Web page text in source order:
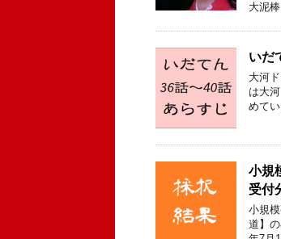
大泥
いだ
大河
は大
めて
小規
受付
小規
道】